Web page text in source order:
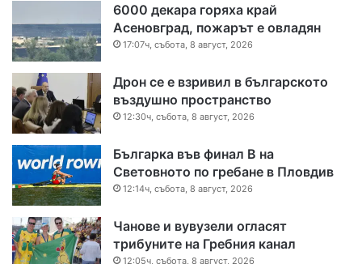
6000 декара горяха край
Асеновград, пожарът е овладян
17:07ч, събота, 8 август, 2026
Дрон се е взривил в българското
въздушно пространство
12:30ч, събота, 8 август, 2026
Българка във финал B на
Световното по гребане в Пловдив
12:14ч, събота, 8 август, 2026
Чанове и вувузели огласят
трибуните на Гребния канал
12:05ч, събота, 8 август, 2026